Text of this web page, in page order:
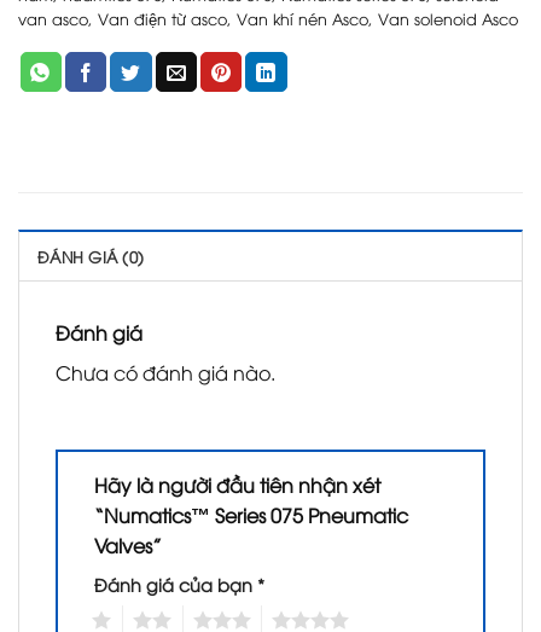
van asco, Van điện từ asco, Van khí nén Asco, Van solenoid Asco
ĐÁNH GIÁ (0)
Đánh giá
Chưa có đánh giá nào.
Hãy là người đầu tiên nhận xét
“Numatics™ Series 075 Pneumatic
Valves”
Đánh giá của bạn *